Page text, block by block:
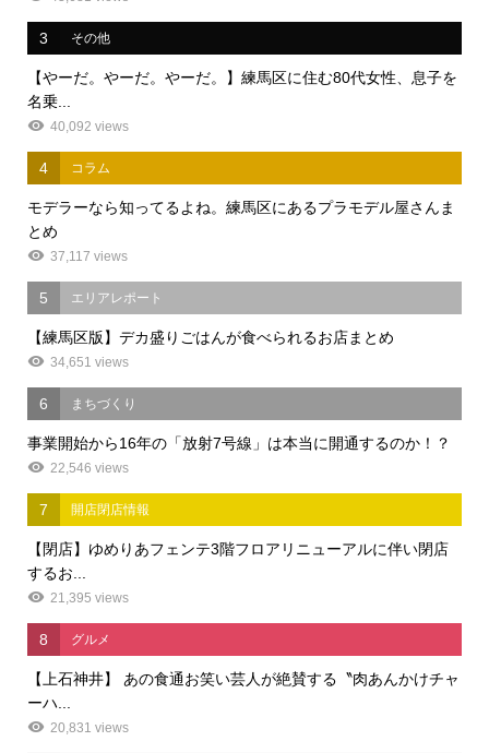
3 その他
【やーだ。やーだ。やーだ。】練馬区に住む80代女性、息子を
名乗...
40,092 views
4 コラム
モデラーなら知ってるよね。練馬区にあるプラモデル屋さんま
とめ
37,117 views
5 エリアレポート
【練馬区版】デカ盛りごはんが食べられるお店まとめ
34,651 views
6 まちづくり
事業開始から16年の「放射7号線」は本当に開通するのか！？
22,546 views
7 開店閉店情報
【閉店】ゆめりあフェンテ3階フロアリニューアルに伴い閉店
するお...
21,395 views
8 グルメ
【上石神井】 あの食通お笑い芸人が絶賛する〝肉あんかけチャ
ーハ...
20,831 views